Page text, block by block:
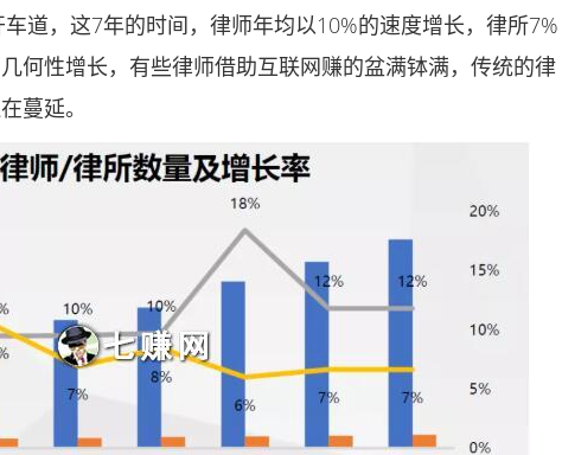
，这7年的时间，律师年均以10%的速度增长，律所7%
何性增长，有些律师借助互联网赚的盆满钵满，传统的律
蔓延。